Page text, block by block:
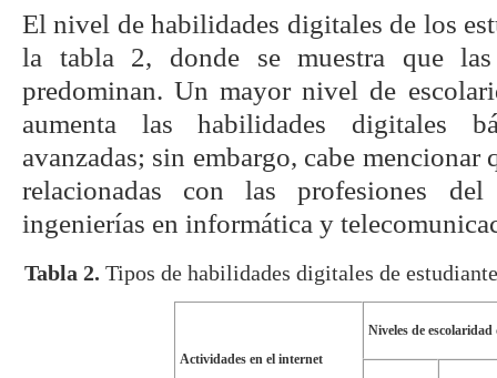
El nivel de habilidades digitales de los
la tabla 2, donde se muestra que
predominan. Un mayor nivel de
aumenta las habilidades digitales
avanzadas; sin embargo, cabe mencionar
relacionadas con las profesiones
ingenierías en informática y
Tabla 2. Tipos de habilidades digitales de
Actividades en el internet
Niveles de